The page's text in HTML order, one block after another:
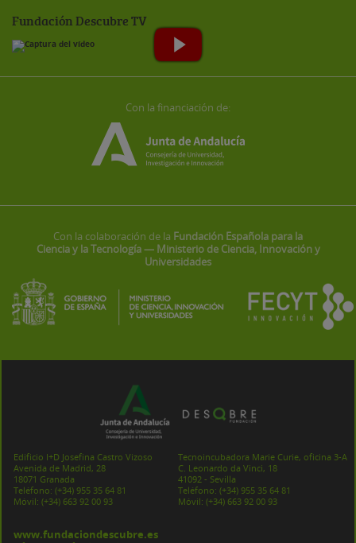
Fundación Descubre TV
Con la financiación de:
Con la colaboración de la Fundación Española para la
Ciencia y la Tecnología — Ministerio de Ciencia, Innovación y
Universidades
Edificio I+D Josefina Castro Vizoso
Avenida de Madrid, 28
18071 Granada
Teléfono: (+34) 955 35 64 81
Móvil: (+34) 663 92 00 93
Tecnoincubadora Marie Curie, oficina 3-A
C. Leonardo da Vinci, 18
41092 - Sevilla
Teléfono: (+34) 955 35 64 81
Móvil: (+34) 663 92 00 93
www.fundaciondescubre.es